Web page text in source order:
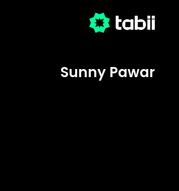
Sunny Pawar